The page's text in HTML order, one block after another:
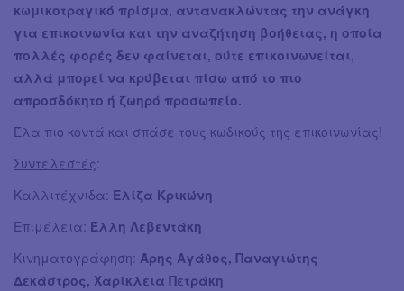
κωμικοτραγικό πρίσμα, αντανακλώντας την ανάγκη
για επικοινωνία και την αναζήτηση βοήθειας, η οποία
πολλές φορές δεν φαίνεται, ούτε επικοινωνείται,
αλλά μπορεί να κρύβεται πίσω από το πιο
απροσδόκητο ή ζωηρό προσωπείο.
Έλα πιο κοντά και σπάσε τους κωδικούς της επικοινωνίας!
Συντελεστές:
Καλλιτέχνιδα: Ελίζα Κρικώνη
Επιμέλεια: Έλλη Λεβεντάκη
Κινηματογράφηση: Άρης Αγάθος, Παναγιώτης
Δεκάστρος, Χαρίκλεια Πετράκη